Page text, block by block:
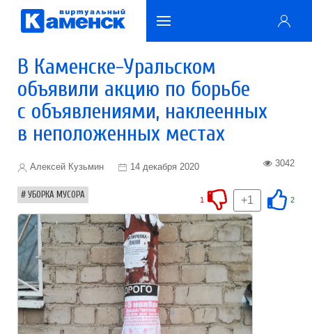
В Каменске-Уральском
объявили акцию по борьбе
с объявлениями, наклеенных
в неположенных местах
Алексей Кузьмин 14 декабря 2020 3042
УБОРКА МУСОРА 2
+1
1